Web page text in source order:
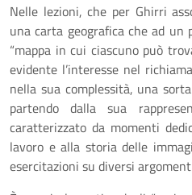
Nelle lezioni, che per Ghirri
una carta geografica che ad un
“mappa in cui ciascuno può
evidente l’interesse nel
nella sua complessità, una
partendo dalla sua
caratterizzato da momenti
lavoro e alla storia delle
esercitazioni su diversi